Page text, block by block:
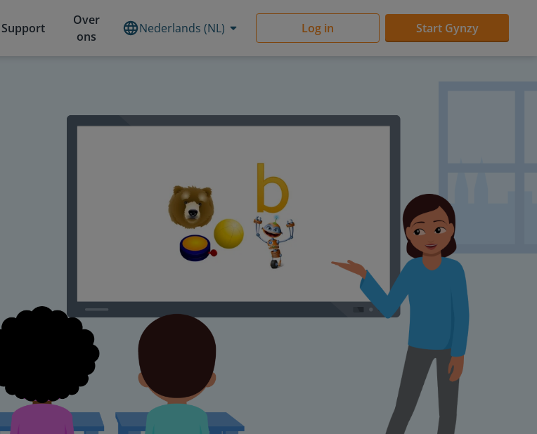
Support
Over
ons
Nederlands (NL) Log in Start Gynzy